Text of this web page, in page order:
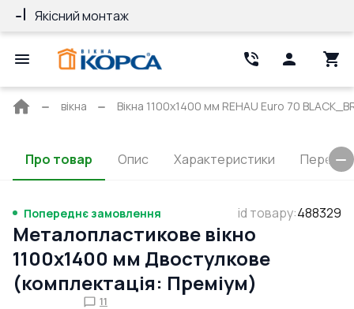
Якісний монтаж
Головна
вікна Вікна 1100x1400 мм REHAU Euro 70
Про товар Опис Характеристики
Попереднє замовлення id товару:488329
Металопластикове вікно
1100x1400 мм Двостулкове
(комплектація: Преміум)
11